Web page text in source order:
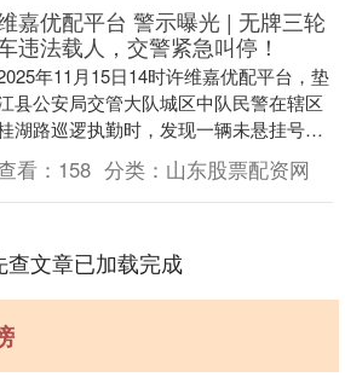
嘉优配平台 警示曝光 | 无牌三轮
违法载人，交警紧急叫停！
年11月15日14时许维嘉优配平台，垫
县公安局交管大队城区中队民警在辖区
湖路巡逻执勤时，发现一辆未悬挂号牌
的三轮摩托车违法搭载3人行驶，随即依法
其....
看： 158 分类： 山东股票配资网
查文章已加载完成